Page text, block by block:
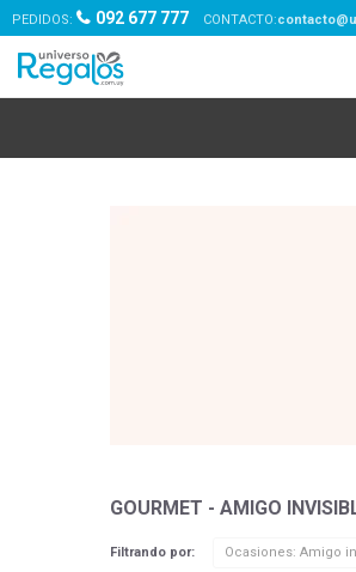
PEDIDOS: 092 677 777
GOURMET - AMIGO
Filtrando por: Ocasiones: Amigo